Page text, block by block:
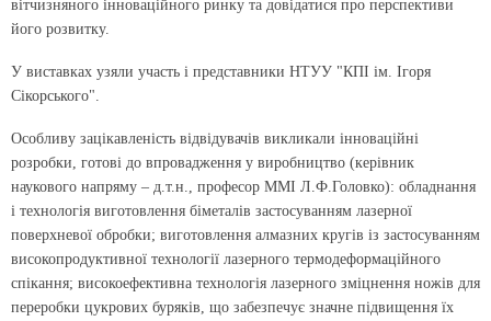
вітчизняного інноваційного ринку та довідатися про перспективи
його розвитку.
У виставках узяли участь і представники НТУУ "КПІ ім. Ігоря
Сікорського".
Особливу зацікавленість відвідувачів викликали інноваційні
розробки, готові до впровадження у виробництво (керівник
наукового напряму – д.т.н., професор ММІ Л.Ф.Головко): обладнання
і технологія виготовлення біметалів застосуванням лазерної
поверхневої обробки; виготовлення алмазних кругів із застосуванням
високопродуктивної технології лазерного термодеформаційного
спікання; високоефективна технологія лазерного зміцнення ножів для
переробки цукрових буряків, що забезпечує значне підвищення їх